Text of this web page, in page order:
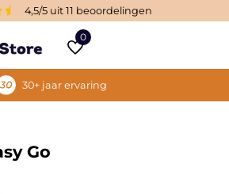
4,5/5 uit 11 beoordelingen
0
30+ jaar ervaring
Go